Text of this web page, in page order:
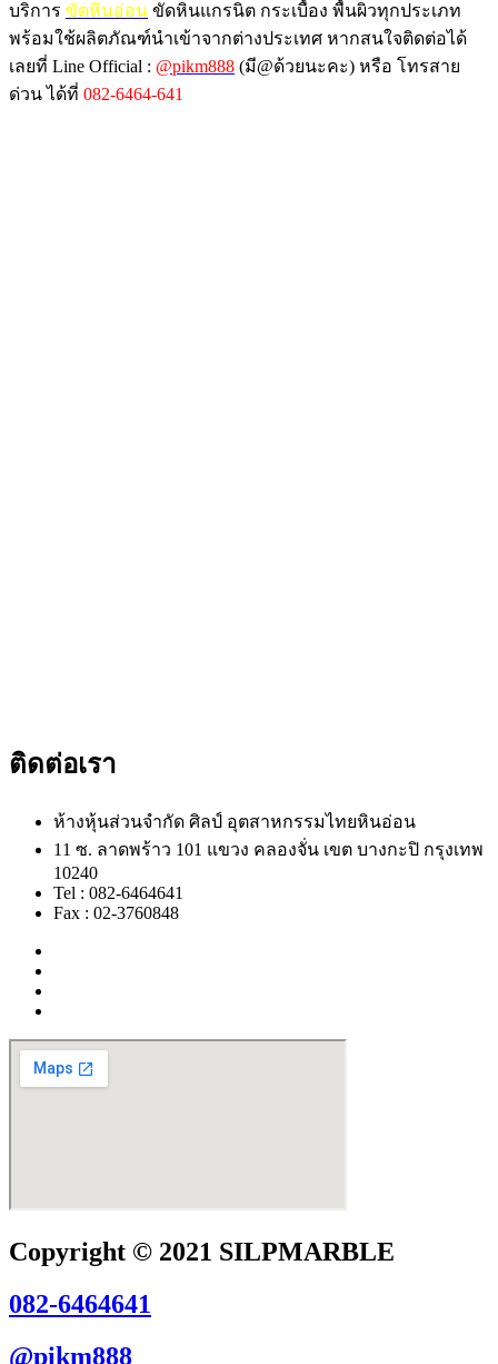
บริการ ขัดหินอ่อน ขัดหินแกรนิต กระเบื้อง พื้นผิวทุกประเภท
พร้อมใช้ผลิตภัณฑ์นำเข้าจากต่างประเทศ หากสนใจติดต่อได้
เลยที่ Line Official : @pikm888 (มี@ด้วยนะคะ) หรือ โทรสาย
ด่วน ได้ที่ 082-6464-641
ติดต่อเรา
ห้างหุ้นส่วนจำกัด ศิลป์ อุตสาหกรรมไทยหินอ่อน
11 ซ. ลาดพร้าว 101 แขวง คลองจั่น เขต บางกะปิ กรุงเทพ
10240
Tel : 082-6464641
Fax : 02-3760848
Copyright © 2021 SILPMARBLE
082-6464641
@pikm888